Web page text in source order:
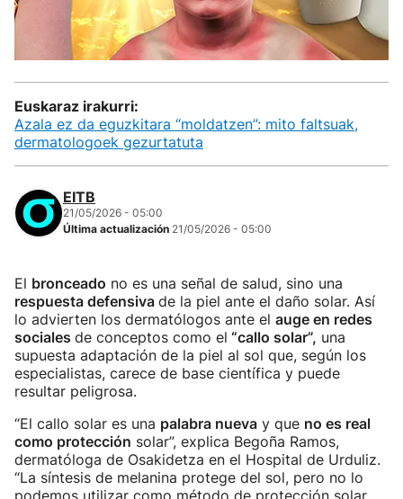
Euskaraz irakurri:
Azala ez da eguzkitara “moldatzen”: mito faltsuak,
dermatologoek gezurtatuta
EITB
21/05/2026 - 05:00
Última actualización 21/05/2026 - 05:00
El bronceado no es una señal de salud, sino una
respuesta defensiva de la piel ante el daño solar. Así
lo advierten los dermatólogos ante el auge en redes
sociales de conceptos como el “callo solar”, una
supuesta adaptación de la piel al sol que, según los
especialistas, carece de base científica y puede
resultar peligrosa.
“El callo solar es una palabra nueva y que no es real
como protección solar”, explica Begoña Ramos,
dermatóloga de Osakidetza en el Hospital de Urduliz.
“La síntesis de melanina protege del sol, pero no lo
podemos utilizar como método de protección solar